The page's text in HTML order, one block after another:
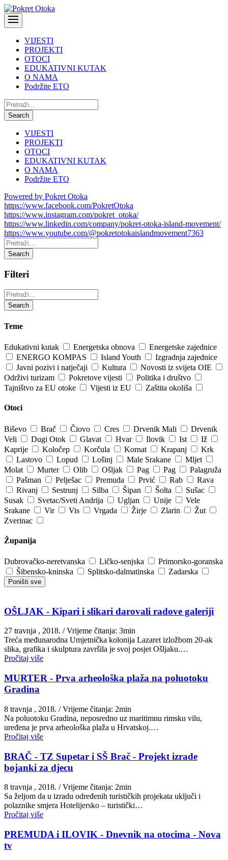
VIJESTI
PROJEKTI
OTOCI
EDUKATIVNI KUTAK
O NAMA
Podržite ETO
Pretraži:
Search
VIJESTI
PROJEKTI
OTOCI
EDUKATIVNI KUTAK
O NAMA
Podržite ETO
Powered by Pokret Otoka
https://www.facebook.com/PokretOtoka
https://www.instagram.com/pokret_otoka/
https://www.linkedin.com/company/pokret-otoka-island-movement/
https://www.youtube.com/@pokretotokaislandmovement7363
Pretraži:
Search
Filteri
Pretraži:
Search
Teme
Edukativni kutak Energetska obnova
Energetske zajednice
ENERGO KOMPAS
Island Youth
Izgradnja zajednice
Javni pozivi i natječaji
Kultura
Novosti iz svijeta OIE
Održivi turizam
Pokretove vijesti
Politika i društvo
Tajništvo za EU otoke
Vijesti iz EU Zaštita okoliša
Otoci
Biševo Brač Čiovo Cres Drvenik Mali
Drvenik
Veli
Dugi Otok Glavat Hvar Ilovik Ist
Iž
Kaprije
Koločep Korčula Kornat Krapanj
Krk
Lastovo
Lopud Lošinj Male Srakane
Mljet
Molat
Murter Olib Ošljak Pag Pag
Palagruža
Pašman
Pelješac Premuda Prvić Rab
Rava
Rivanj
Sestrunj Silba Šipan Šolta
Sušac
Susak
Svetac/Sveti Andrija Ugljan Unije
Vele
Srakane
Vir Vis Vrgada Žirje Zlarin
Žut
Zverinac
Županija
Dubrovačko-neretvanska Ličko-senjska
Primorsko-goranska
Šibensko-kninska
Splitsko-dalmatinska Zadarska
Poništi sve
OŠLJAK - Kipari i slikari darovali radove galeriji
27 travnja , 2018. / Vrijeme čitanja: 3min
Treća međunarodna Umjetnička kolonija Lazaret izložbom 20-ak
slika, grafika i skulptura završila je svoj posjet Ošljaku.…
Pročitaj više
MURTER - Prva arheološka plaža na poluotoku
Gradina
8 travnja , 2018. / Vrijeme čitanja: 2min
Na poluotoku Gradina, neposredno uz maritimnu rimsku vilu,
uređena je prva arheološka plaža u Hrvatskoj.…
Pročitaj više
BRAČ - TZ Supetar i SŠ Brač - Projekt izrade
bojanki za djecu
8 travnja , 2018. / Vrijeme čitanja: 2min
Sa željom da u izradu određenih turističkih projekata uključi i
polaznike smjera Hotelijersko – turistički…
Pročitaj više
PREMUDA i ILOVIK - Dnevnik na otocima - Nova
tv